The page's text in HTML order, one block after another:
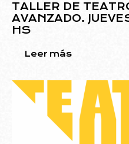
TALLER DE
AVANZADO.
HS
Leer más